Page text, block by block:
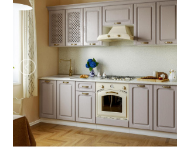
Мебель
Бытовая техника
Обувь для дома и дачи
Акции